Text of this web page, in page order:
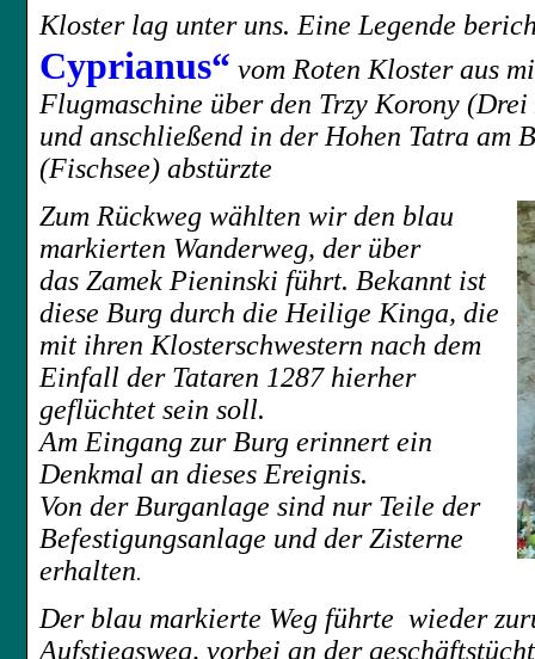
Kloster lag unter uns. Eine Legende
Cyprianus“ vom Roten Kloster aus
Flugmaschine über den Trzy Korony
und anschließend in der Hohen Tatra am
(Fischsee) abstürzte
Zum Rückweg wählten wir den blau
markierten Wanderweg, der über
das Zamek Pieninski führt. Bekannt ist
diese Burg durch die Heilige Kinga, die
mit ihren Klosterschwestern nach dem
Einfall der Tataren 1287 hierher
geflüchtet sein soll.
Am Eingang zur Burg erinnert ein
Denkmal an dieses Ereignis.
Von der Burganlage sind nur Teile der
Befestigungsanlage und der Zisterne
erhalten.
Der blau markierte Weg führte wieder
Aufstiegsweg, vorbei an der